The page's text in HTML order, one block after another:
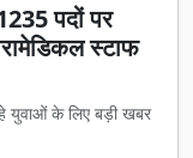
पदों पर
स्टाफ
युवाओं के लिए बड़ी खबर